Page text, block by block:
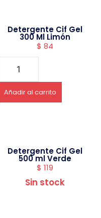
Detergente Cif Gel
300 Ml Limón
$ 84
Añadir al carrito
Detergente Cif Gel
500 ml Verde
$ 119
Sin stock